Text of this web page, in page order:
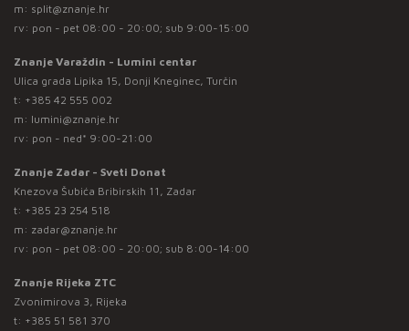
m: split@znanje.hr
rv: pon - pet 08:00 - 20:00; sub 9:00-15:00
Znanje Varaždin - Lumini centar
Ulica grada Lipika 15, Donji Kneginec, Turčin
t: +385 42 555 002
m: lumini@znanje.hr
rv: pon - ned* 9:00-21:00
Znanje Zadar - Sveti Donat
Knezova Šubića Bribirskih 11, Zadar
t: +385 23 254 518
m: zadar@znanje.hr
rv: pon - pet 08:00 - 20:00; sub 8:00-14:00
Znanje Rijeka ZTC
Zvonimirova 3, Rijeka
t: +385 51 581 370